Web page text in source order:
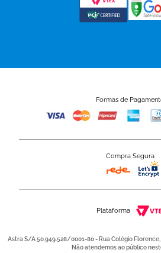
Formas de
Compra Segura
Plataforma
Astra S/A 50.949.528/0001-80 - Rua Colégio Florence,
Não atendemos ao público